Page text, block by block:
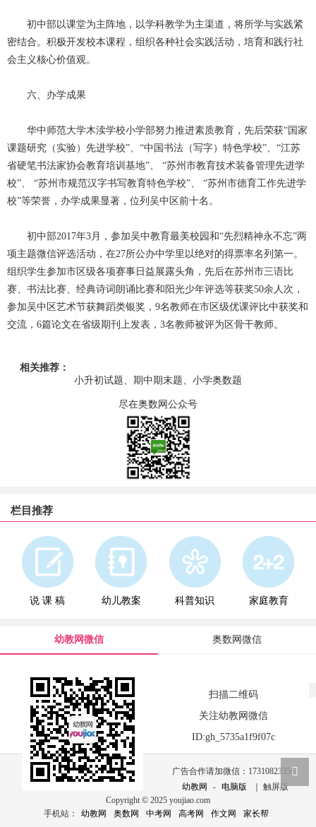
初中部以课堂为主阵地，以学科教学为主渠道，将所学与实践紧
密结合。积极开发校本课程，组织各种社会实践活动，培育和践行社
会主义核心价值观。
六、办学成果
华中师范大学木渎学校小学部努力推进素质教育，先后荣获“国家
课题研究（实验）先进学校”、“中国书法（写字）特色学校”、“江苏
省硬笔书法家协会教育培训基地”、 “苏州市教育技术装备管理先进学
校”、 “苏州市规范汉字书写教育特色学校”、 “苏州市德育工作先进学
校”等荣誉，办学成果显著，位列吴中区前十名。
初中部2017年3月，参加吴中教育最美校园和“先烈精神永不忘”两
项主题微信评选活动，在27所公办中学里以绝对的得票率名列第一。
组织学生参加市区级各项赛事日益展露头角，先后在苏州市三语比
赛、书法比赛、经典诗词朗诵比赛和阳光少年评选等获奖50余人次，
参加吴中区艺术节获舞蹈类银奖，9名教师在市区级优课评比中获奖和
交流，6篇论文在省级期刊上发表，3名教师被评为区骨干教师。
相关推荐：
小升初试题、期中期末题、小学奥数题
尽在奥数网公众号
栏目推荐
说 课 稿 幼儿教案 科普知识 家庭教育
幼教网微信 奥数网微信
扫描二维码
关注幼教网微信
ID:gh_5735a1f9f07c
广告合作请加微信：17310823356
幼教网
- 电脑版
｜ 触屏版
Copyright © 2025 youjiao.com
手机站：
幼教网 奥数网 中考网 高考网 作文网 家长帮